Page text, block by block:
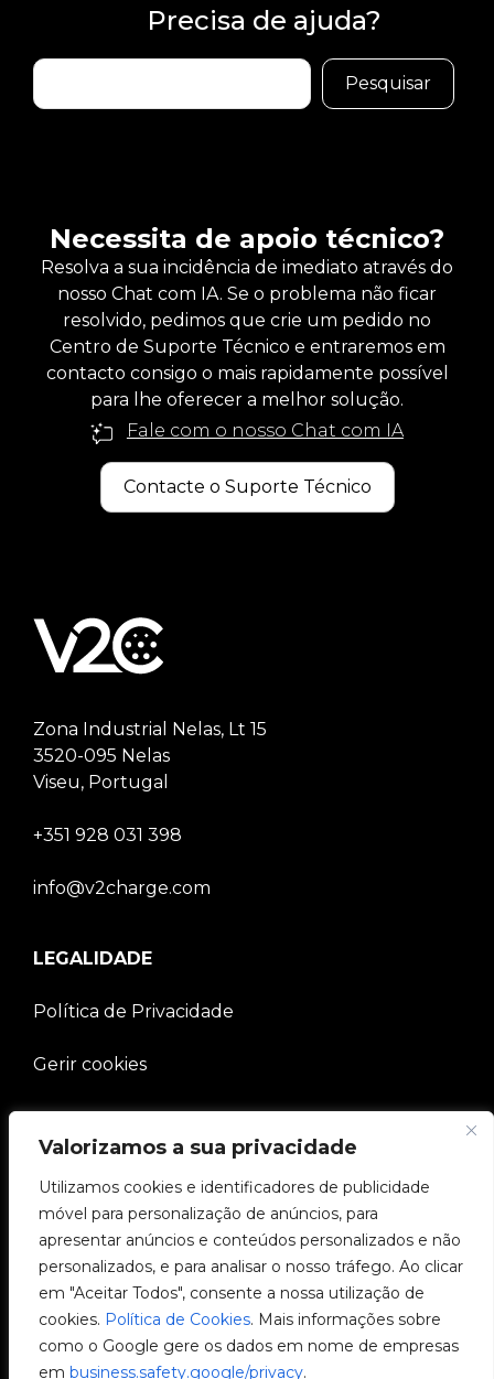
Valorizamos a sua privacidade
Utilizamos cookies e identificadores de publicidade
móvel para personalização de anúncios, para
apresentar anúncios e conteúdos personalizados e não
personalizados, e para analisar o nosso tráfego. Ao clicar
em "Aceitar Todos", consente a nossa utilização de
cookies. Política de Cookies. Mais informações sobre
como o Google gere os dados em nome de empresas
em business.safety.google/privacy.
Precisa de ajuda?
Buscar
Pesquisar
Necessita de apoio técnico?
Resolva a sua incidência de imediato através do
nosso Chat com IA. Se o problema não ficar
resolvido, pedimos que crie um pedido no
Centro de Suporte Técnico e entraremos em
contacto consigo o mais rapidamente possível
para lhe oferecer a melhor solução.
Fale com o nosso Chat com IA
Contacte o Suporte Técnico
Zona Industrial Nelas, Lt 15
3520-095 Nelas
Viseu, Portugal
+351 928 031 398
info@v2charge.com
LEGALIDADE
Política de Privacidade
Gerir cookies
EMPRESA
Comunidade V2C
e-Chargers
V2C Cloud
V2C Payments